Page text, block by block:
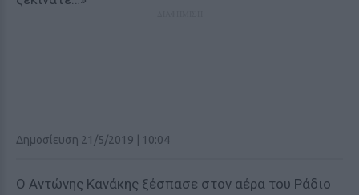
Δημοσίευση 21/5/2019 | 10:04
Ο Αντώνης Κανάκης ξέσπασε στον αέρα του Ράδιο